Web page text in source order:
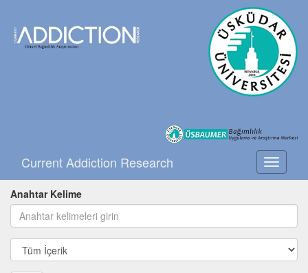
Toggle
Current Addiction Research
Anahtar Kelime